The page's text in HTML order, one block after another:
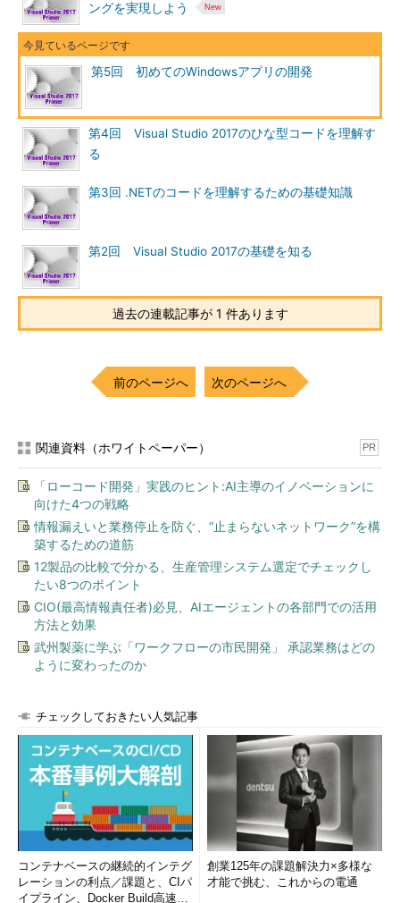
ングを実現しよう
第5回 初めてのWindowsアプリの開発
第4回 Visual Studio 2017のひな型コードを理解す
る
第3回 .NETのコードを理解するための基礎知識
第2回 Visual Studio 2017の基礎を知る
過去の連載記事が 1 件あります
前のページへ 次のページへ
関連資料（ホワイトペーパー） PR
「ローコード開発」実践のヒント:AI主導のイノベーションに
向けた4つの戦略
情報漏えいと業務停止を防ぐ、“止まらないネットワーク”を構
築するための道筋
12製品の比較で分かる、生産管理システム選定でチェックし
たい8つのポイント
CIO(最高情報責任者)必見、AIエージェントの各部門での活用
方法と効果
武州製薬に学ぶ「ワークフローの市民開発」 承認業務はどの
ように変わったのか
チェックしておきたい人気記事
コンテナベースの継続的インテグ
レーションの利点／課題と、CIパ
イプライン、Docker Build高速化
創業125年の課題解決力×多様な
才能で挑む、これからの電通